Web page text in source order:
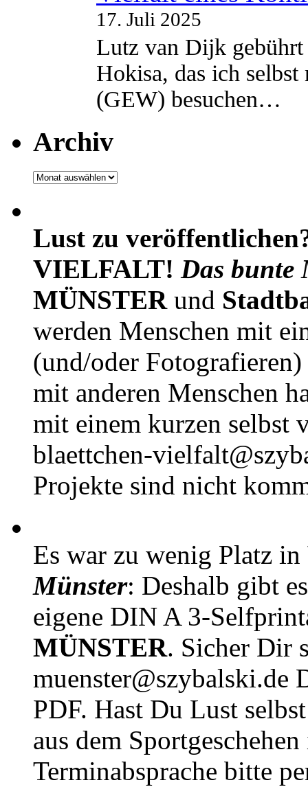
17. Juli 2025
Lutz van Dijk
Hokisa, das ich
(GEW) besuchen…
Archiv
Archiv
Lust zu
VIELFALT! Das bunte
MÜNSTERund
werden Menschen mit
(und/oder
mit anderen Menschen
mit einem kurzen selbst
blaettchen-
Projekte sind nicht
Es war zu wenig Platz in
Münster: Deshalb gibt
eigene DIN A 3-
MÜNSTER. Sicher Dir
muenster@szybalski.de
PDF. Hast Du Lust
aus dem
Terminabsprache bitte